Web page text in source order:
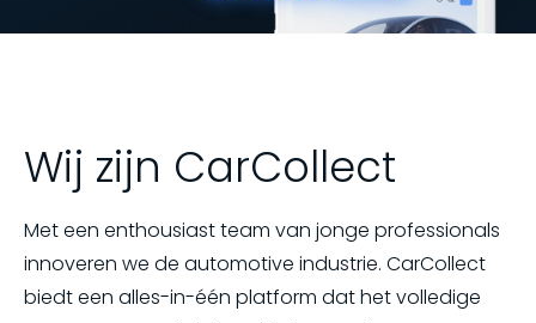
Wij zijn CarCollect
Met een enthousiast team van jonge professionals
innoveren we de automotive industrie. CarCollect
biedt een alles-in-één platform dat het volledige